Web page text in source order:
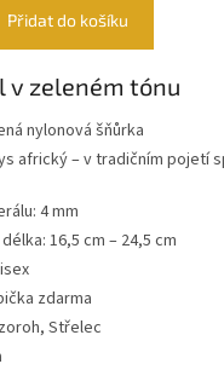
Přidat do košíku
v zeleném tónu
nylonová šňůrka
africký – v tradičním pojetí
4 mm
16,5 cm – 24,5 cm
zdarma
Střelec